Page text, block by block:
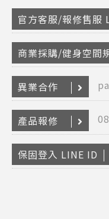
官方客服/報修售服
商業採購/健身空間
異業合作
產品報修
保固登入 LINE ID